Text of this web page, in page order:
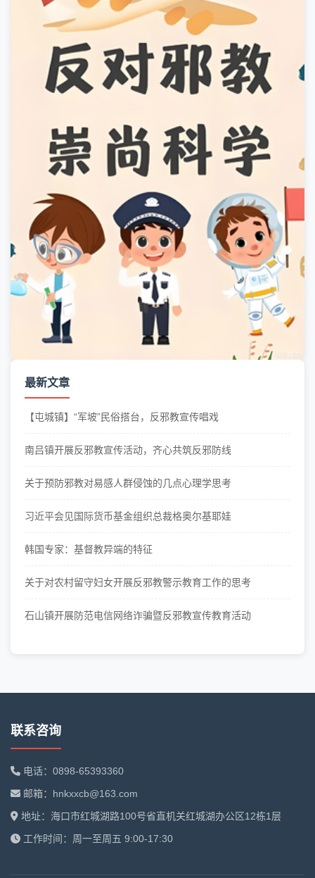
最新文章
【屯城镇】“军坡”民俗搭台，反邪教宣传唱戏
南吕镇开展反邪教宣传活动，齐心共筑反邪防线
关于预防邪教对易感人群侵蚀的几点心理学思考
习近平会见国际货币基金组织总裁格奥尔基耶娃
韩国专家：基督教异端的特征
关于对农村留守妇女开展反邪教警示教育工作的思考
石山镇开展防范电信网络诈骗暨反邪教宣传教育活动
联系咨询
电话：0898-65393360
邮箱：hnkxxcb@163.com
地址：海口市红城湖路100号省直机关红城湖办公区12栋1层
工作时间：周一至周五 9:00-17:30